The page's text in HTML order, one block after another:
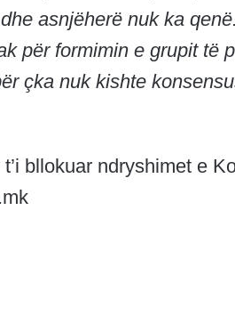
asnjëherë nuk ka
për formimin e grupit të
çka nuk kishte
bllokuar ndryshimet e